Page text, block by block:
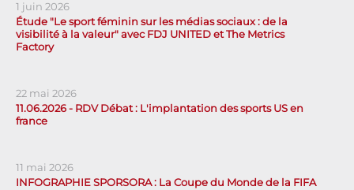
1 juin 2026
Étude "Le sport féminin sur les médias sociaux : de la
visibilité à la valeur" avec FDJ UNITED et The Metrics
Factory
22 mai 2026
11.06.2026 - RDV Débat : L'implantation des sports US en
france
11 mai 2026
INFOGRAPHIE SPORSORA : La Coupe du Monde de la FIFA